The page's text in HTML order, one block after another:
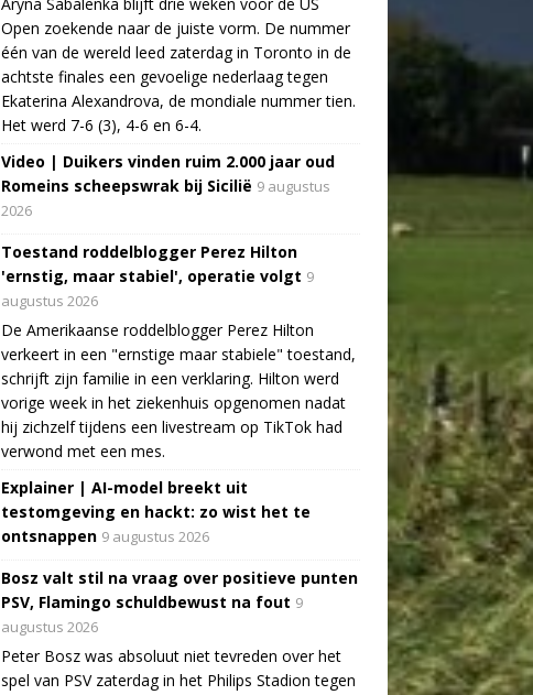
Open zoekende naar de juiste vorm. De nummer
één van de wereld leed zaterdag in Toronto in de
achtste finales een gevoelige nederlaag tegen
Ekaterina Alexandrova, de mondiale nummer tien.
Het werd 7-6 (3), 4-6 en 6-4.
Video | Duikers vinden ruim 2.000 jaar oud
Romeins scheepswrak bij Sicilië 9 augustus
2026
Toestand roddelblogger Perez Hilton
'ernstig, maar stabiel', operatie volgt 9
augustus 2026
De Amerikaanse roddelblogger Perez Hilton
verkeert in een "ernstige maar stabiele" toestand,
schrijft zijn familie in een verklaring. Hilton werd
vorige week in het ziekenhuis opgenomen nadat
hij zichzelf tijdens een livestream op TikTok had
verwond met een mes.
Explainer | AI-model breekt uit
testomgeving en hackt: zo wist het te
ontsnappen 9 augustus 2026
Bosz valt stil na vraag over positieve punten
PSV, Flamingo schuldbewust na fout 9
augustus 2026
Peter Bosz was absoluut niet tevreden over het
spel van PSV zaterdag in het Philips Stadion tegen